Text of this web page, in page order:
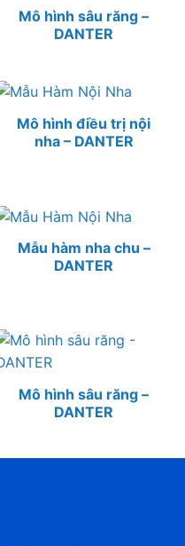
Mô hình sâu răng –
DANTER
Mô hình điều trị nội
nha – DANTER
Mẫu hàm nha chu –
DANTER
Mô hình sâu răng –
DANTER